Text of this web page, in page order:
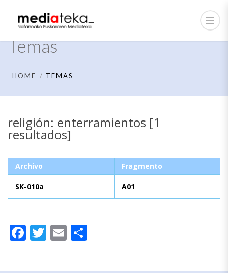
Temas
HOME TEMAS
religión: enterramientos [1
resultados]
Archivo Fragmento
SK-010a A01
Facebook
Twitter
Email